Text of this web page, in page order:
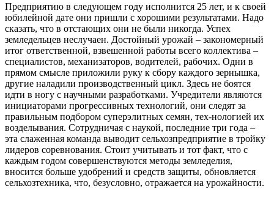
Предприятию в следующем году исполнится 25 лет, и к своей
юбилейной дате они пришли с хорошими результатами. Надо
сказать, что в отстающих они не были никогда. Успех
земледельцев неслучаен. Достойный урожай – закономерный
итог ответственной, взвешенной работы всего коллектива –
специалистов, механизаторов, водителей, рабочих. Одни в
прямом смысле приложили руку к сбору каждого зернышка,
другие наладили производственный цикл. Здесь не боятся
идти в ногу с научными разработками. Учредители являются
инициаторами прогрессивных технологий, они следят за
правильным подбором суперэлитных семян, тех-нологией их
возделывания. Сотрудничая с наукой, последние три года –
эта слаженная команда выводит сельхозпредприятие в тройку
лидеров соревнования. Стоит учитывать и тот факт, что с
каждым годом совершенствуются методы земледелия,
вносится больше удобрений и средств защиты, обновляется
сельхозтехника, что, безусловно, отражается на урожайности.